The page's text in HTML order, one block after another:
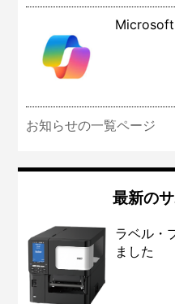
Microsoft
お知らせの一覧ページ
最新の
ラベル・
ました